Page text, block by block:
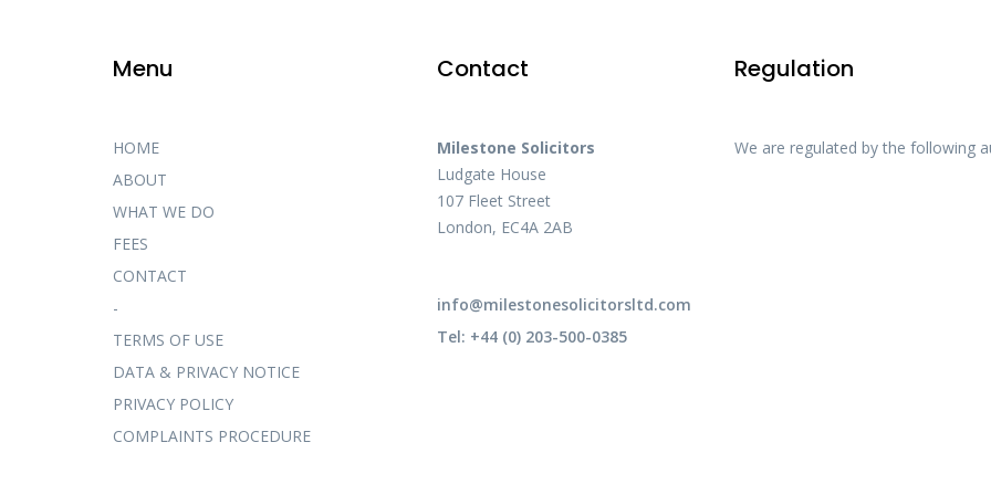
Menu
HOME
ABOUT
WHAT WE DO
FEES
CONTACT
-
TERMS OF USE
DATA & PRIVACY NOTICE
PRIVACY POLICY
COMPLAINTS PROCEDURE
Contact
Milestone Solicitors
Ludgate House
107 Fleet Street
London, EC4A 2AB
info@milestonesolicitorsltd.com
Tel: +44 (0) 203-500-0385
Regulation
We are regulated by the following